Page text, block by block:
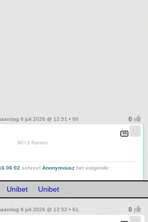
6 juli 2026 @ 12:51 • 60
90+3 Ramos
06:02 schreefAnonymousz het volgende:
Unibet Unibet
6 juli 2026 @ 12:52 • 61